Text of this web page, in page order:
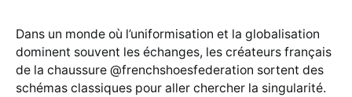
Dans un monde où l’uniformisation et la globalisation
dominent souvent les échanges, les créateurs français
de la chaussure @frenchshoesfederation sortent des
schémas classiques pour aller chercher la singularité.